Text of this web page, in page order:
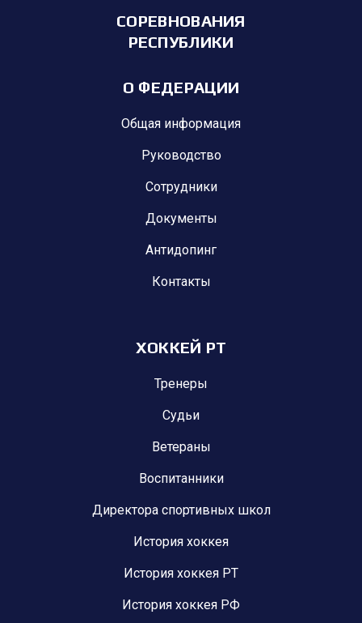
СОРЕВНОВАНИЯ
РЕСПУБЛИКИ
О ФЕДЕРАЦИИ
Общая информация
Руководство
Сотрудники
Документы
Антидопинг
Контакты
ХОККЕЙ РТ
Тренеры
Судьи
Ветераны
Воспитанники
Директора спортивных школ
История хоккея
История хоккея РТ
История хоккея РФ